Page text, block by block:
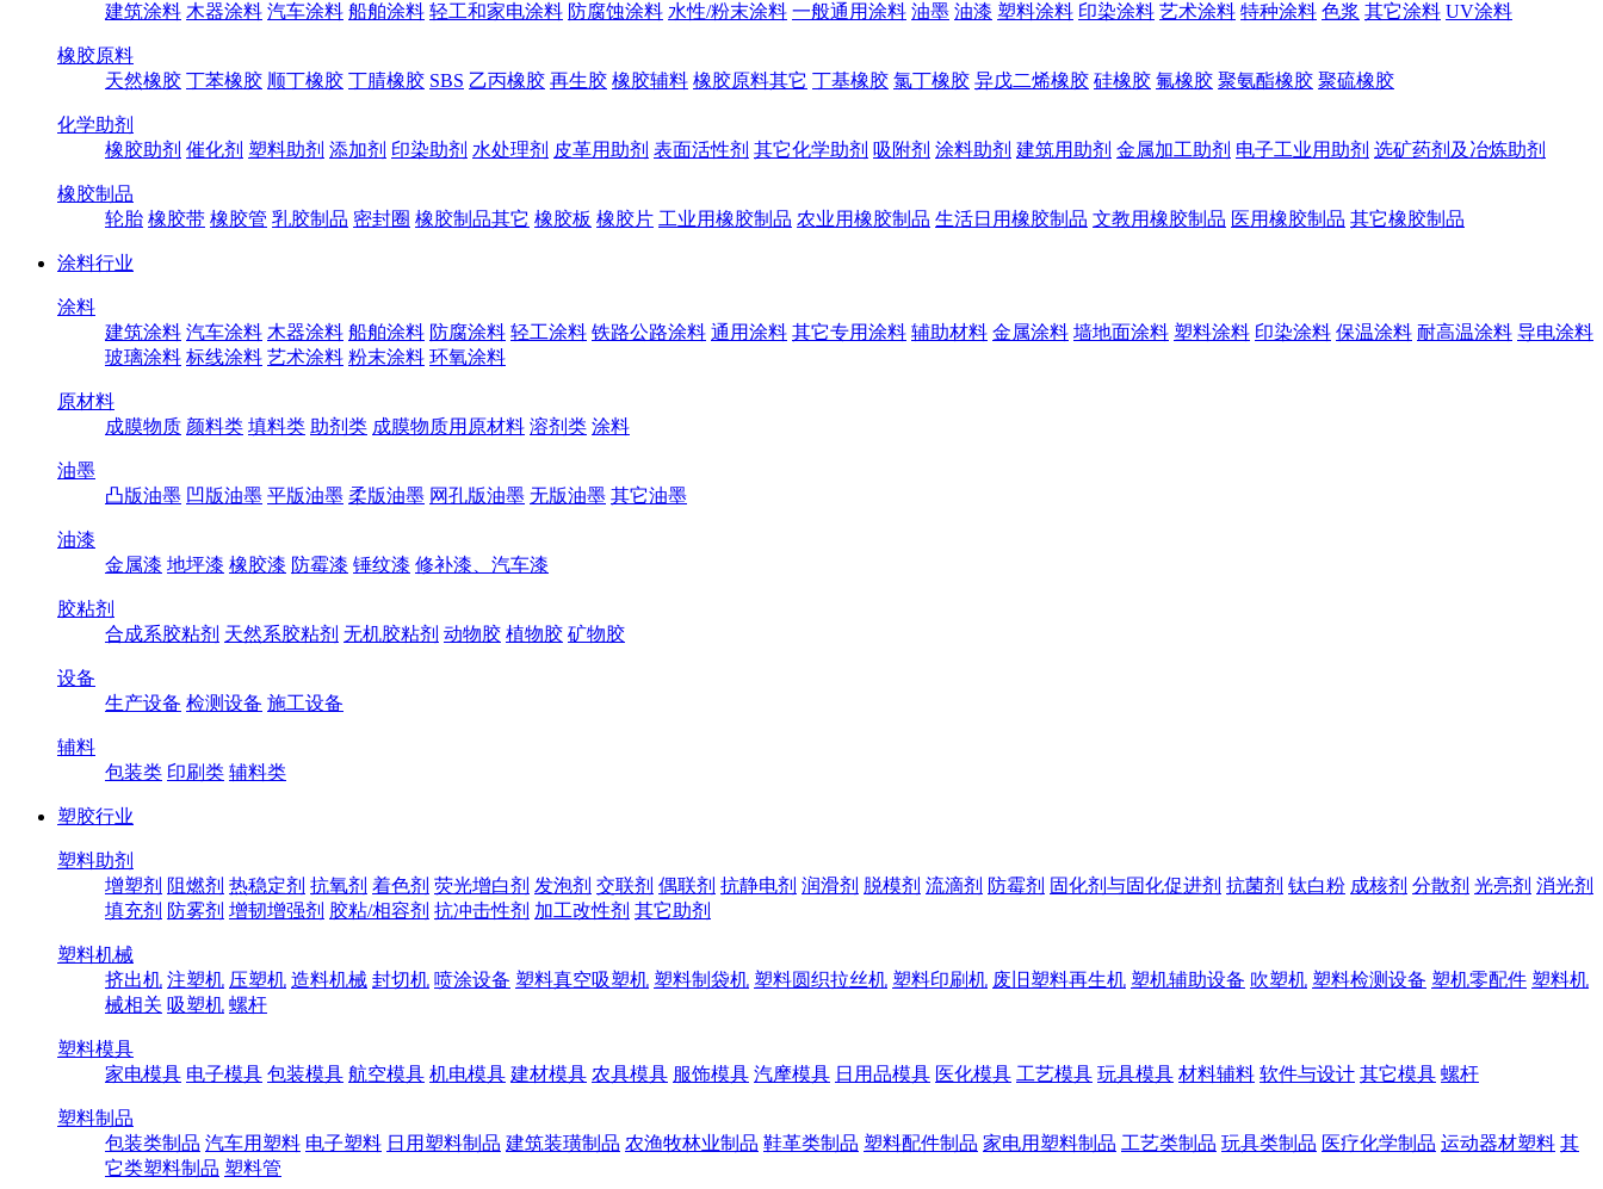
建筑涂料 木器涂料 汽车涂料 船舶涂料 轻工和家电涂料 防腐蚀涂料 水性/粉末涂料 一般通用涂料 油墨 油漆 塑料涂料 印染涂料 艺术涂料 特种涂料 色浆 其它涂料 UV涂料
橡胶原料
天然橡胶 丁苯橡胶 顺丁橡胶 丁腈橡胶 SBS 乙丙橡胶 再生胶 橡胶辅料 橡胶原料其它 丁基橡胶 氯丁橡胶 异戊二烯橡胶 硅橡胶 氟橡胶 聚氨酯橡胶 聚硫橡胶
化学助剂
橡胶助剂 催化剂 塑料助剂 添加剂 印染助剂 水处理剂 皮革用助剂 表面活性剂 其它化学助剂 吸附剂 涂料助剂 建筑用助剂 金属加工助剂 电子工业用助剂 选矿药剂及冶炼助剂
橡胶制品
轮胎 橡胶带 橡胶管 乳胶制品 密封圈 橡胶制品其它 橡胶板 橡胶片 工业用橡胶制品 农业用橡胶制品 生活日用橡胶制品 文教用橡胶制品 医用橡胶制品 其它橡胶制品
涂料行业
涂料
建筑涂料 汽车涂料 木器涂料 船舶涂料 防腐涂料 轻工涂料 铁路公路涂料 通用涂料 其它专用涂料 辅助材料 金属涂料 墙地面涂料 塑料涂料 印染涂料 保温涂料 耐高温涂料 导电涂料
玻璃涂料 标线涂料 艺术涂料 粉末涂料 环氧涂料
原材料
成膜物质 颜料类 填料类 助剂类 成膜物质用原材料 溶剂类 涂料
油墨
凸版油墨 凹版油墨 平版油墨 柔版油墨 网孔版油墨 无版油墨 其它油墨
油漆
金属漆 地坪漆 橡胶漆 防霉漆 锤纹漆 修补漆、汽车漆
胶粘剂
合成系胶粘剂 天然系胶粘剂 无机胶粘剂 动物胶 植物胶 矿物胶
设备
生产设备 检测设备 施工设备
辅料
包装类 印刷类 辅料类
塑胶行业
塑料助剂
增塑剂 阻燃剂 热稳定剂 抗氧剂 着色剂 荧光增白剂 发泡剂 交联剂 偶联剂 抗静电剂 润滑剂 脱模剂 流滴剂 防霉剂 固化剂与固化促进剂 抗菌剂 钛白粉 成核剂 分散剂 光亮剂 消光剂
填充剂 防雾剂 增韧增强剂 胶粘/相容剂 抗冲击性剂 加工改性剂 其它助剂
塑料机械
挤出机 注塑机 压塑机 造料机械 封切机 喷涂设备 塑料真空吸塑机 塑料制袋机 塑料圆织拉丝机 塑料印刷机 废旧塑料再生机 塑机辅助设备 吹塑机 塑料检测设备 塑机零配件 塑料机
械相关 吸塑机 螺杆
塑料模具
家电模具 电子模具 包装模具 航空模具 机电模具 建材模具 农具模具 服饰模具 汽摩模具 日用品模具 医化模具 工艺模具 玩具模具 材料辅料 软件与设计 其它模具 螺杆
塑料制品
包装类制品 汽车用塑料 电子塑料 日用塑料制品 建筑装璜制品 农渔牧林业制品 鞋革类制品 塑料配件制品 家电用塑料制品 工艺类制品 玩具类制品 医疗化学制品 运动器材塑料 其
它类塑料制品 塑料管